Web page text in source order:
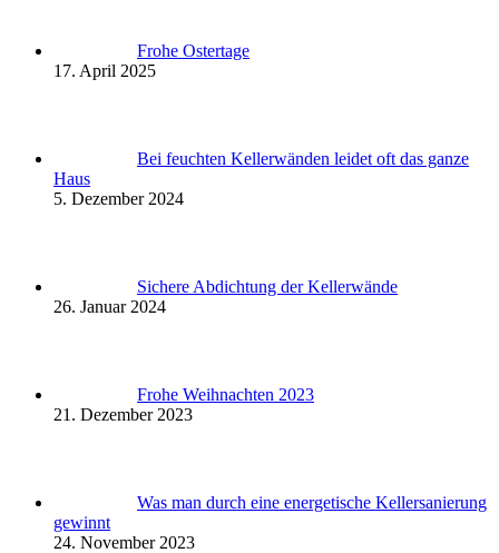
Frohe Ostertage
17. April 2025
Bei feuchten Kellerwänden leidet oft das ganze
Haus
5. Dezember 2024
Sichere Abdichtung der Kellerwände
26. Januar 2024
Frohe Weihnachten 2023
21. Dezember 2023
Was man durch eine energetische Kellersanierung
gewinnt
24. November 2023